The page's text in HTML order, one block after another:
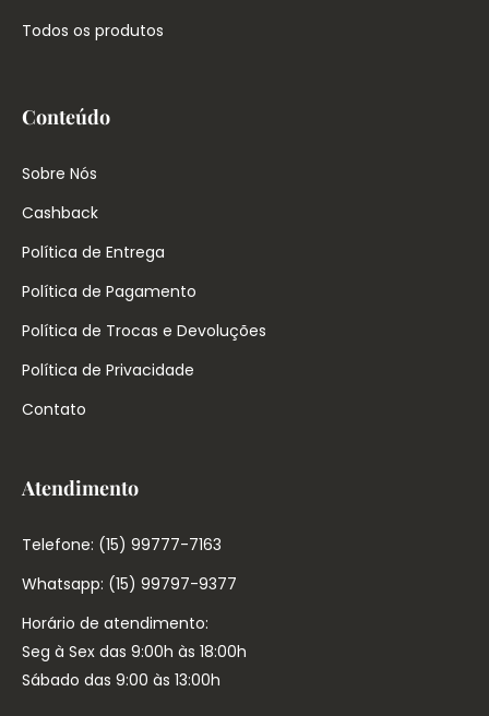
Todos os produtos
Conteúdo
Sobre Nós
Cashback
Política de Entrega
Política de Pagamento
Política de Trocas e Devoluções
Política de Privacidade
Contato
Atendimento
Telefone: (15) 99777-7163
Whatsapp: (15) 99797-9377
Horário de atendimento:
Seg à Sex das 9:00h às 18:00h
Sábado das 9:00 às 13:00h